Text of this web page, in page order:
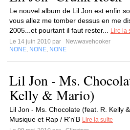
Le nouvel album de Lil Jon est enfin
vous allez me tomber dessus en me
2005...et pourtant il faut rester...
Lire la
Le 14 juin 2010 par
Newwavehooker
NONE NONE NONE
Lil Jon - Ms.
Kelly & Mario)
Lil Jon - Ms. Chocolate (feat. R. Kelly
Musique et Rap / R'n'B Lire la suite